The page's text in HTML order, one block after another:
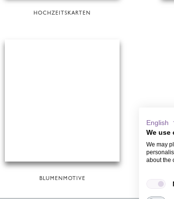
HOCHZEITSKARTEN
BLUMENMOTIVE
English
We use
We may
about the